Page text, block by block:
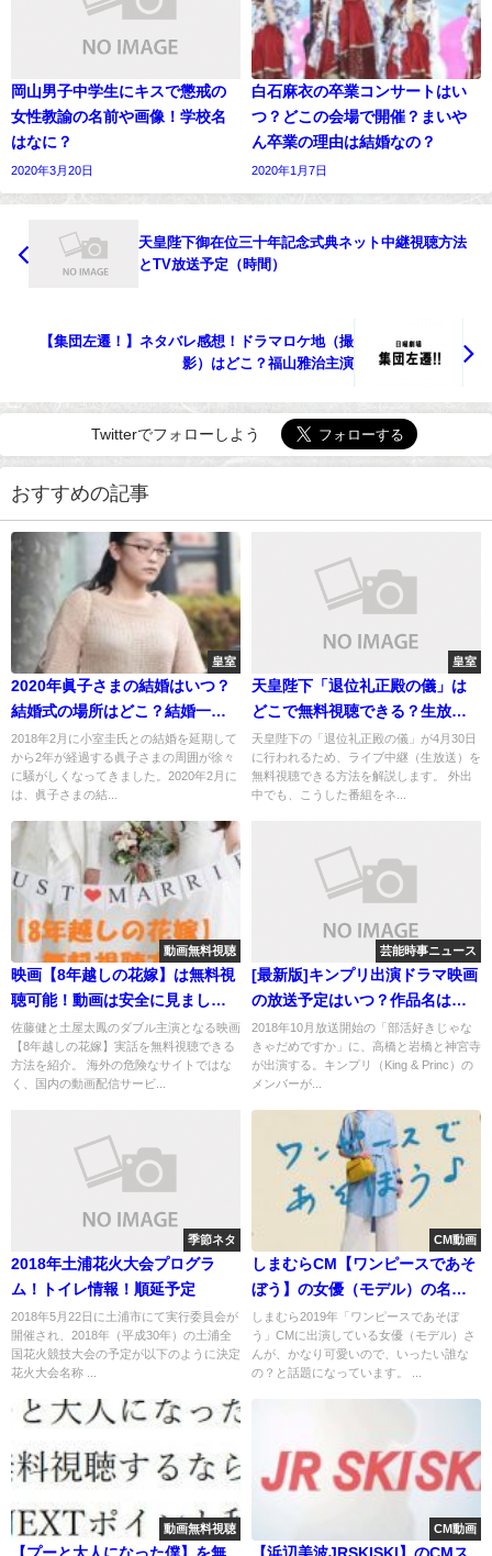
岡山男子中学生にキスで懲戒の
女性教諭の名前や画像！学校名
はなに？
2020年3月20日
白石麻衣の卒業コンサートはい
つ？どこの会場で開催？まいや
ん卒業の理由は結婚なの？
2020年1月7日
天皇陛下御在位三十年記念式典ネット中継視聴方法
とTV放送予定（時間）
【集団左遷！】ネタバレ感想！ドラマロケ地（撮
影）はどこ？福山雅治主演
Twitterでフォローしよう
おすすめの記事
皇室
2020年眞子さまの結婚はいつ？
結婚式の場所はどこ？結婚一時
金はいくら？
2018年2月に小室圭氏との結婚を延期して
から2年が経過する眞子さまの周囲が徐々
に騒がしくなってきました。2020年2月に
は、眞子さまの結...
皇室
天皇陛下「退位礼正殿の儀」は
どこで無料視聴できる？生放送
の予定！
天皇陛下の「退位礼正殿の儀」が4月30日
に行われるため、ライブ中継（生放送）を
無料視聴できる方法を解説します。 外出
中でも、こうした番組をネ...
動画無料視聴
映画【8年越しの花嫁】は無料視
聴可能！動画は安全に見ましょ
う！
佐藤健と土屋太鳳のダブル主演となる映画
【8年越しの花嫁】実話を無料視聴できる
方法を紹介。 海外の危険なサイトではな
く、国内の動画配信サービ...
芸能時事ニュース
[最新版]キンプリ出演ドラマ映画
の放送予定はいつ？作品名は？
誰が出る？
2018年10月放送開始の「部活好きじゃな
きゃだめですか」に、高橋と岩橋と神宮寺
が出演する。キンプリ（King & Princ）の
メンバーが...
季節ネタ
2018年土浦花火大会プログラ
ム！トイレ情報！順延予定
2018年5月22日に土浦市にて実行委員会が
開催され、2018年（平成30年）の土浦全
国花火競技大会の予定が以下のように決定
花火大会名称 ...
CM動画
しまむらCM【ワンピースであそ
ぼう】の女優（モデル）の名前
と画像紹介！
しまむら2019年「ワンピースであそぼ
う」CMに出演している女優（モデル）さ
んが、かなり可愛いので、いったい誰な
の？と話題になっています。 ...
動画無料視聴
【プーと大人になった僕】を無
CM動画
【浜辺美波JRSKISKI】のCMス